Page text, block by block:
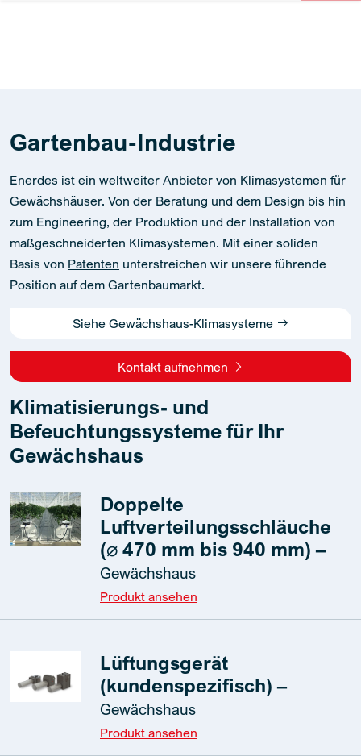
Gartenbau-Industrie
Enerdes ist ein weltweiter Anbieter von Klimasystemen für
Gewächshäuser. Von der Beratung und dem Design bis hin
zum Engineering, der Produktion und der Installation von
maßgeschneiderten Klimasystemen. Mit einer soliden
Basis von Patenten unterstreichen wir unsere führende
Position auf dem Gartenbaumarkt.
Siehe Gewächshaus-Klimasysteme
Kontakt aufnehmen
Klimatisierungs- und
Befeuchtungssysteme für Ihr
Gewächshaus
Doppelte
Luftverteilungsschläuche
(⌀ 470 mm bis 940 mm) –
Gewächshaus
Produkt ansehen
Lüftungsgerät
(kundenspezifisch) –
Gewächshaus
Produkt ansehen